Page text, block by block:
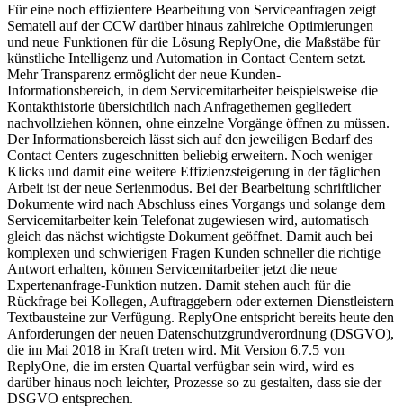
Für eine noch effizientere Bearbeitung von Serviceanfragen zeigt
Sematell auf der CCW darüber hinaus zahlreiche Optimierungen
und neue Funktionen für die Lösung ReplyOne, die Maßstäbe für
künstliche Intelligenz und Automation in Contact Centern setzt.
Mehr Transparenz ermöglicht der neue Kunden-
Informationsbereich, in dem Servicemitarbeiter beispielsweise die
Kontakthistorie übersichtlich nach Anfragethemen gegliedert
nachvollziehen können, ohne einzelne Vorgänge öffnen zu müssen.
Der Informationsbereich lässt sich auf den jeweiligen Bedarf des
Contact Centers zugeschnitten beliebig erweitern. Noch weniger
Klicks und damit eine weitere Effizienzsteigerung in der täglichen
Arbeit ist der neue Serienmodus. Bei der Bearbeitung schriftlicher
Dokumente wird nach Abschluss eines Vorgangs und solange dem
Servicemitarbeiter kein Telefonat zugewiesen wird, automatisch
gleich das nächst wichtigste Dokument geöffnet. Damit auch bei
komplexen und schwierigen Fragen Kunden schneller die richtige
Antwort erhalten, können Servicemitarbeiter jetzt die neue
Expertenanfrage-Funktion nutzen. Damit stehen auch für die
Rückfrage bei Kollegen, Auftraggebern oder externen Dienstleistern
Textbausteine zur Verfügung. ReplyOne entspricht bereits heute den
Anforderungen der neuen Datenschutzgrundverordnung (DSGVO),
die im Mai 2018 in Kraft treten wird. Mit Version 6.7.5 von
ReplyOne, die im ersten Quartal verfügbar sein wird, wird es
darüber hinaus noch leichter, Prozesse so zu gestalten, dass sie der
DSGVO entsprechen.